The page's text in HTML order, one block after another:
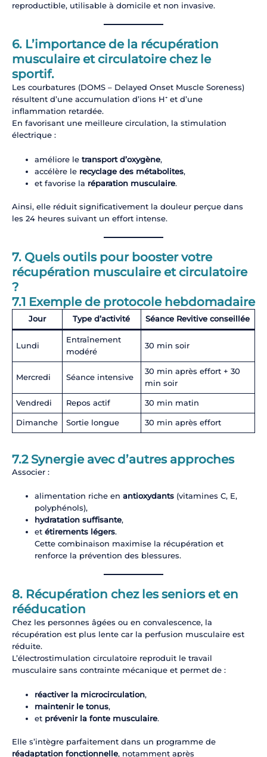
reproductible, utilisable à domicile et non invasive.
6. L’importance de la récupération
musculaire et circulatoirechez le
sportif.
Les courbatures (DOMS – Delayed Onset Muscle Soreness)
résultent d’une accumulation d’ions H⁺ et d’une
inflammation retardée.
En favorisant une meilleure circulation, la stimulation
électrique :
améliore le transport d’oxygène,
accélère le recyclage des métabolites,
et favorise la réparation musculaire.
Ainsi, elle réduit significativement la douleur perçue dans
les 24 heures suivant un effort intense.
7. Quels outils pour booster votre
récupération musculaire et circulatoire
?
7.1 Exemple de protocole hebdomadaire
Jour Type d’activité Séance Revitive conseillée
Lundi
Entraînement
modéré
30 min soir
Mercredi Séance intensive
30 min après effort + 30
min soir
Vendredi Repos actif 30 min matin
Dimanche Sortie longue 30 min après effort
7.2 Synergie avec d’autres approches
Associer :
alimentation riche en antioxydants(vitamines C, E,
polyphénols),
hydratation suffisante,
et étirements légers.
Cette combinaison maximise la récupération et
renforce la prévention des blessures.
8. Récupération chez les seniors et en
rééducation
Chez les personnes âgées ou en convalescence, la
récupération est plus lente car la perfusion musculaire est
réduite.
L’électrostimulation circulatoire reproduit le travail
musculaire sans contrainte mécanique et permet de :
réactiver la microcirculation,
maintenir le tonus,
et prévenir la fonte musculaire.
Elle s’intègre parfaitement dans un programme de
réadaptation fonctionnelle, notamment après